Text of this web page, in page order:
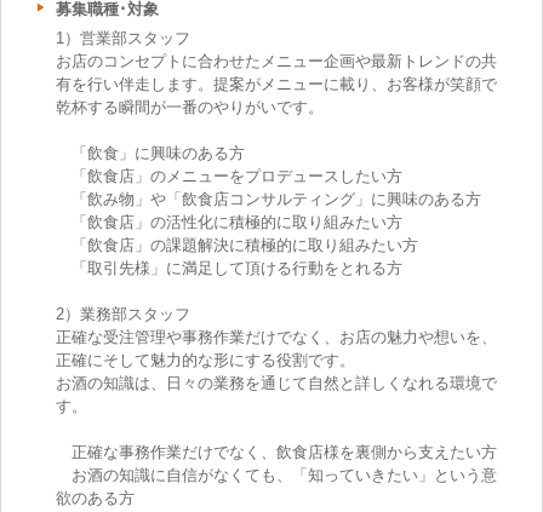
募集職種･対象
1）営業部スタッフ
お店のコンセプトに合わせたメニュー企画や最新トレンドの共
有を行い伴走します。提案がメニューに載り、お客様が笑顔で
乾杯する瞬間が一番のやりがいです。
「飲食」に興味のある方
「飲食店」のメニューをプロデュースしたい方
「飲み物」や「飲食店コンサルティング」に興味のある方
「飲食店」の活性化に積極的に取り組みたい方
「飲食店」の課題解決に積極的に取り組みたい方
「取引先様」に満足して頂ける行動をとれる方
2）業務部スタッフ
正確な受注管理や事務作業だけでなく、お店の魅力や想いを、
正確にそして魅力的な形にする役割です。
お酒の知識は、日々の業務を通じて自然と詳しくなれる環境で
す。
正確な事務作業だけでなく、飲食店様を裏側から支えたい方
お酒の知識に自信がなくても、「知っていきたい」という意
欲のある方